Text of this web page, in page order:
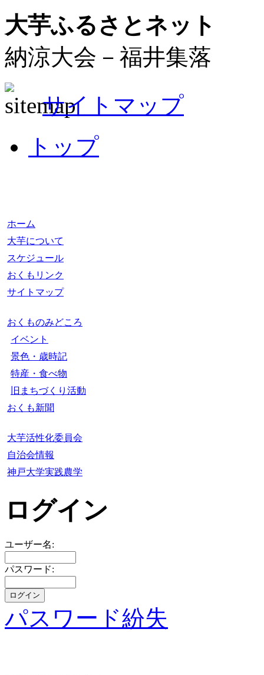
大芋ふるさとネット
納涼大会－福井集落
サイトマップ
トップ
ホーム
大芋について
スケジュール
おくもリンク
サイトマップ
おくものみどころ
イベント
景色・歳時記
特産・食べ物
旧まちづくり活動
おくも新聞
大芋活性化委員会
自治会情報
神戸大学実践農学
ログイン
ユーザー名:
パスワード:
パスワード紛失